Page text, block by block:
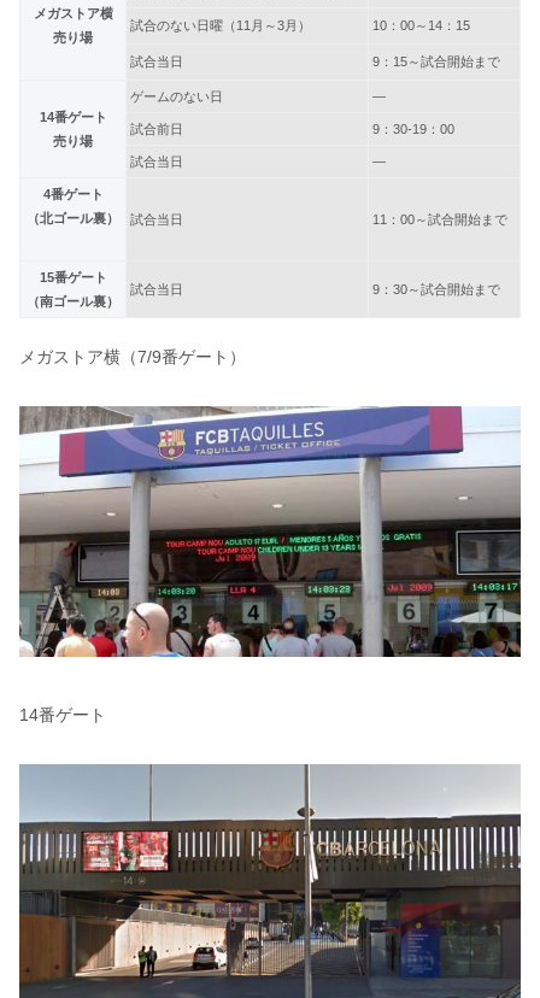
メガストア横
売り場
試合のない日曜（11月～3月） 10：00～14：15
試合当日 9：15～試合開始まで
14番ゲート
売り場
ゲームのない日 —
試合前日 9：30-19：00
試合当日 —
4番ゲート
（北ゴール裏）
試合当日 11：00～試合開始まで
15番ゲート
（南ゴール裏）
試合当日 9：30～試合開始まで
メガストア横（7/9番ゲート）
14番ゲート